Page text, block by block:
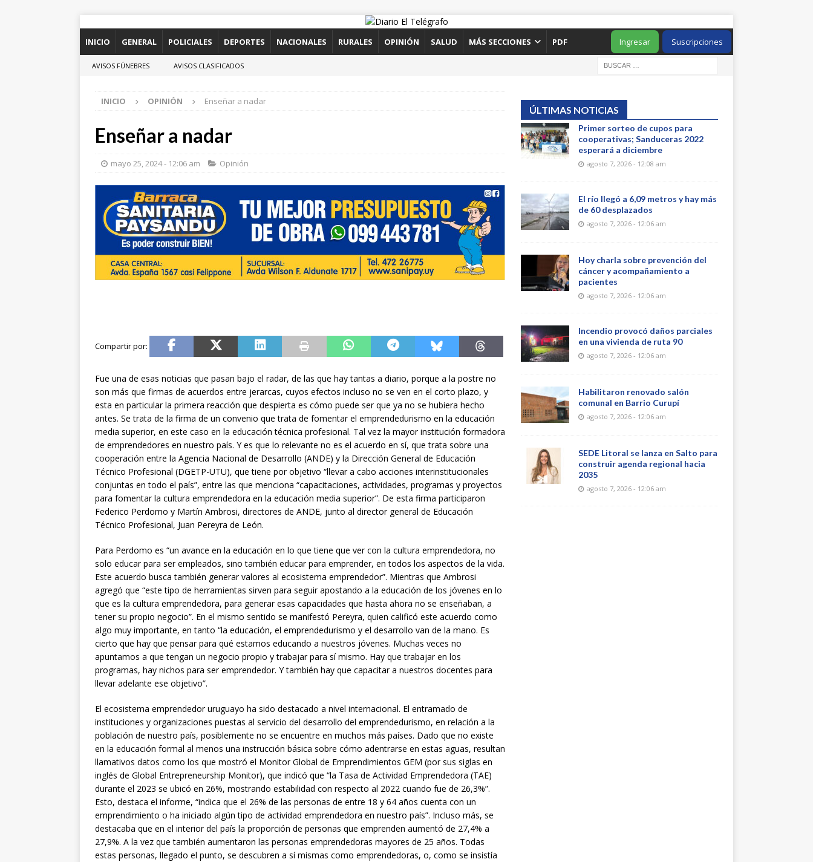
INICIO GENERAL POLICIALES DEPORTES NACIONALES RURALES OPINIÓN SALUD MÁS SECCIONES PDF Suscripciones
Ingresar
AVISOS FÚNEBRES AVISOS CLASIFICADOS
INICIO OPINIÓN Enseñar a nadar
Enseñar a nadar
mayo 25, 2024 - 12:06 am Opinión
Fue una de esas noticias que pasan bajo el radar, de las que hay tantas a diario, porque a la postre no
son más que firmas de acuerdos entre jerarcas, cuyos efectos incluso no se ven en el corto plazo, y
esta en particular la primera reacción que despierta es cómo puede ser que ya no se hubiera hecho
antes. Se trata de la firma de un convenio que trata de fomentar el emprendedurismo en la educación
media superior, en este caso en la educación técnica profesional. Tal vez la mayor institución formadora
de emprendedores en nuestro país. Y es que lo relevante no es el acuerdo en sí, que trata sobre una
cooperación entre la Agencia Nacional de Desarrollo (ANDE) y la Dirección General de Educación
Técnico Profesional (DGETP-UTU), que tiene por objetivo “llevar a cabo acciones interinstitucionales
conjuntas en todo el país”, entre las que menciona “capacitaciones, actividades, programas y proyectos
para fomentar la cultura emprendedora en la educación media superior”. De esta firma participaron
Federico Perdomo y Martín Ambrosi, directores de ANDE, junto al director general de Educación
Técnico Profesional, Juan Pereyra de León.
Para Perdomo es “un avance en la educación en lo que tiene que ver con la cultura emprendedora, no
solo educar para ser empleados, sino también educar para emprender, en todos los aspectos de la vida.
Este acuerdo busca también generar valores al ecosistema emprendedor”. Mientras que Ambrosi
agregó que “este tipo de herramientas sirven para seguir apostando a la educación de los jóvenes en lo
que es la cultura emprendedora, para generar esas capacidades que hasta ahora no se enseñaban, a
tener su propio negocio”. En el mismo sentido se manifestó Pereyra, quien calificó este acuerdo como
algo muy importante, en tanto “la educación, el emprendedurismo y el desarrollo van de la mano. Es
cierto que hay que pensar para qué estamos educando a nuestros jóvenes. Muchas veces no
apuntamos a que tengan un negocio propio y trabajar para sí mismo. Hay que trabajar en los
programas, hay nichos para ser emprendedor. Y también hay que capacitar a nuestros docentes para
llevar adelante ese objetivo”.
El ecosistema emprendedor uruguayo ha sido destacado a nivel internacional. El entramado de
instituciones y organizaciones puestas al servicio del desarrollo del emprendedurismo, en relación a la
población de nuestro país, posiblemente no se encuentre en muchos más países. Dado que no existe
en la educación formal al menos una instrucción básica sobre cómo adentrarse en estas aguas, resultan
llamativos datos como los que mostró el Monitor Global de Emprendimientos GEM (por sus siglas en
inglés de Global Entrepreneurship Monitor), que indicó que “la Tasa de Actividad Emprendedora (TAE)
durante el 2023 se ubicó en 26%, mostrando estabilidad con respecto al 2022 cuando fue de 26,3%”.
Esto, destaca el informe, “indica que el 26% de las personas de entre 18 y 64 años cuenta con un
emprendimiento o ha iniciado algún tipo de actividad emprendedora en nuestro país”. Incluso más, se
destacaba que en el interior del país la proporción de personas que emprenden aumentó de 27,4% a
27,9%. A la vez que también aumentaron las personas emprendedoras mayores de 25 años. Todas
estas personas, llegado el punto, se descubren a sí mismas como emprendedoras, o, como se insistía
ÚLTIMAS NOTICIAS
Primer sorteo de cupos para
cooperativas; Sanduceras 2022
esperará a diciembre
agosto 7, 2026 - 12:08 am
El río llegó a 6,09 metros y hay más
de 60 desplazados
agosto 7, 2026 - 12:06 am
Hoy charla sobre prevención del
cáncer y acompañamiento a
pacientes
agosto 7, 2026 - 12:06 am
Incendio provocó daños parciales
en una vivienda de ruta 90
agosto 7, 2026 - 12:06 am
Habilitaron renovado salón
comunal en Barrio Curupí
agosto 7, 2026 - 12:06 am
SEDE Litoral se lanza en Salto para
construir agenda regional hacia
2035
agosto 7, 2026 - 12:06 am